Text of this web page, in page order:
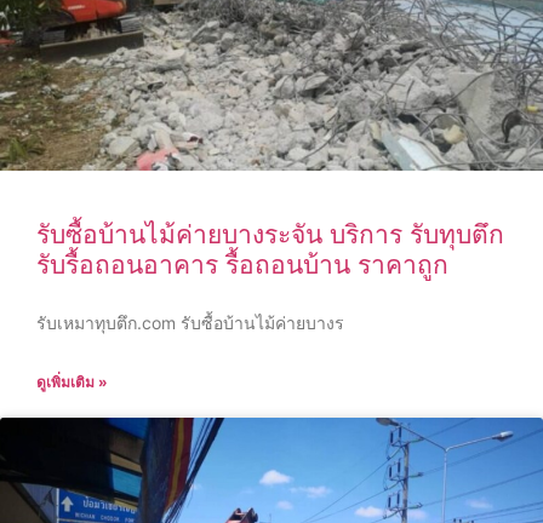
รับซื้อบ้านไม้ค่ายบางระจัน บริการ รับทุบตึก
รับรื้อถอนอาคาร รื้อถอนบ้าน ราคาถูก
รับเหมาทุบตึก.com รับซื้อบ้านไม้ค่ายบางร
ดูเพิ่มเติม »